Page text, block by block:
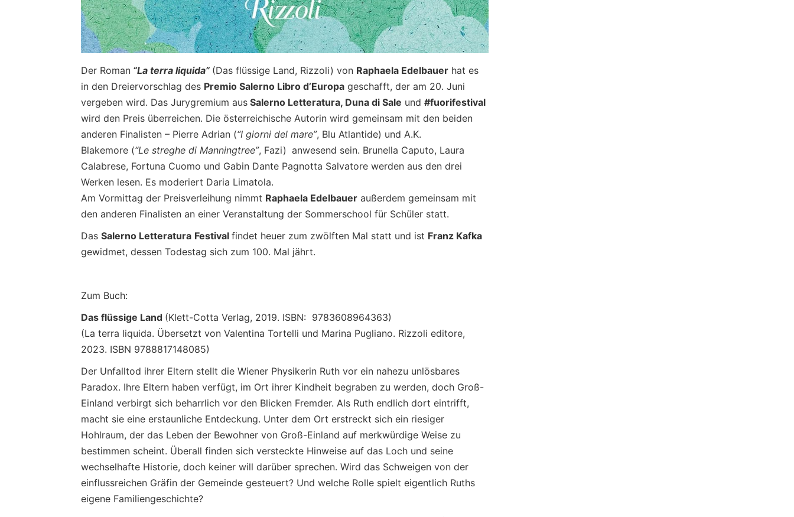
Der Roman “La terra liquida” (Das flüssige Land, Rizzoli) von Raphaela Edelbauer hat es
in den Dreiervorschlag des Premio Salerno Libro d’Europa geschafft, der am 20. Juni
vergeben wird. Das Jurygremium aus Salerno Letteratura, Duna di Sale und #fuorifestival
wird den Preis überreichen. Die österreichische Autorin wird gemeinsam mit den beiden
anderen Finalisten – Pierre Adrian (“I giorni del mare”, Blu Atlantide) und A.K.
Blakemore (“Le streghe di Manningtree”, Fazi) anwesend sein. Brunella Caputo, Laura
Calabrese, Fortuna Cuomo und Gabin Dante Pagnotta Salvatore werden aus den drei
Werken lesen. Es moderiert Daria Limatola.
Am Vormittag der Preisverleihung nimmt Raphaela Edelbauer außerdem gemeinsam mit
den anderen Finalisten an einer Veranstaltung der Sommerschool für Schüler statt.
Das Salerno Letteratura Festival findet heuer zum zwölften Mal statt und ist Franz Kafka
gewidmet, dessen Todestag sich zum 100. Mal jährt.
Zum Buch:
Das flüssige Land (Klett-Cotta Verlag, 2019. ISBN: 9783608964363)
(La terra liquida. Übersetzt von Valentina Tortelli und Marina Pugliano. Rizzoli editore,
2023. ISBN 9788817148085)
Der Unfalltod ihrer Eltern stellt die Wiener Physikerin Ruth vor ein nahezu unlösbares
Paradox. Ihre Eltern haben verfügt, im Ort ihrer Kindheit begraben zu werden, doch Groß-
Einland verbirgt sich beharrlich vor den Blicken Fremder. Als Ruth endlich dort eintrifft,
macht sie eine erstaunliche Entdeckung. Unter dem Ort erstreckt sich ein riesiger
Hohlraum, der das Leben der Bewohner von Groß-Einland auf merkwürdige Weise zu
bestimmen scheint. Überall finden sich versteckte Hinweise auf das Loch und seine
wechselhafte Historie, doch keiner will darüber sprechen. Wird das Schweigen von der
einflussreichen Gräfin der Gemeinde gesteuert? Und welche Rolle spielt eigentlich Ruths
eigene Familiengeschichte?